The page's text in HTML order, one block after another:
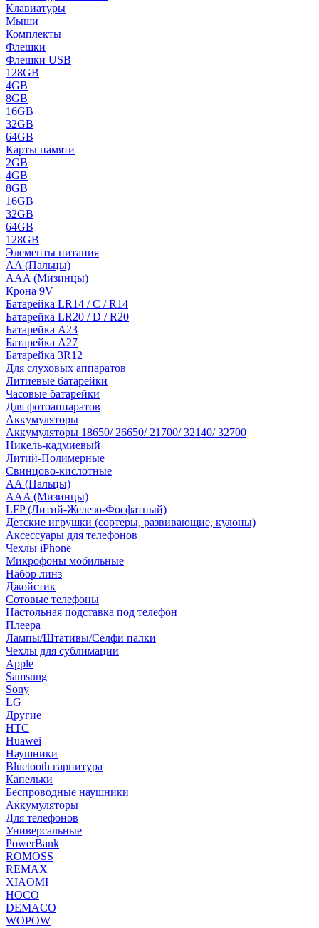
Клавиатуры
Мыши
Комплекты
Флешки
Флешки USB
128GB
4GB
8GB
16GB
32GB
64GB
Карты памяти
2GB
4GB
8GB
16GB
32GB
64GB
128GB
Элементы питания
AA (Пальцы)
AAA (Мизинцы)
Крона 9V
Батарейка LR14 / C / R14
Батарейка LR20 / D / R20
Батарейка A23
Батарейка A27
Батарейка 3R12
Для слуховых аппаратов
Литиевые батарейки
Часовые батарейки
Для фотоаппаратов
Аккумуляторы
Аккумуляторы 18650/ 26650/ 21700/ 32140/ 32700
Никель-кадмиевый
Литий-Полимерные
Свинцово-кислотные
AA (Пальцы)
AAA (Мизинцы)
LFP (Литий-Железо-Фосфатный)
Детские игрушки (сортеры, развивающие, кулоны)
Аксессуары для телефонов
Чехлы iPhone
Микрофоны мобильные
Набор линз
Джойстик
Сотовые телефоны
Настольная подставка под телефон
Плеера
Лампы/Штативы/Селфи палки
Чехлы для сублимации
Apple
Samsung
Sony
LG
Другие
HTC
Huawei
Наушники
Bluetooth гарнитура
Капельки
Беспроводные наушники
Аккумуляторы
Для телефонов
Универсальные
PowerBank
ROMOSS
REMAX
XIAOMI
HOCO
DEMACO
WOPOW